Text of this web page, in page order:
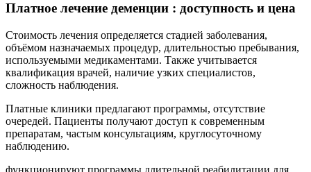
Платное лечение деменции : доступность и цена
Стоимость лечения определяется стадией заболевания,
объёмом назначаемых процедур, длительностью пребывания,
используемыми медикаментами. Также учитывается
квалификация врачей, наличие узких специалистов,
сложность наблюдения.
Платные клиники предлагают программы, отсутствие
очередей. Пациенты получают доступ к современным
препаратам, частым консультациям, круглосуточному
наблюдению.
функционируют программы длительной реабилитации для